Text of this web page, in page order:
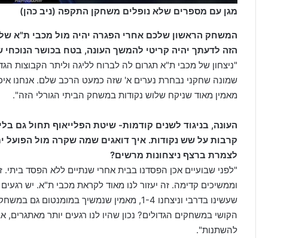
מגן עם מספרים שלא נופלים משחקן התקפה (ניב כהן)
המשחק הראשון שלכם אחרי הפגרה יהיה מול מכבי ת"א
הזה לדעתך יהיה קריטי להמשך העונה, בטח בכושר
"ניצחון של מכבי ת"א תגרום לה לברוח לליגה וליתר הקבוצות
שמונה שחקני נבחרת נערים א' שזה כמעט הרכב שלם. אנחנו
מאמין מאוד שניקח שלוש נקודות במשחק הביתי הגורלי הזה".
העונה, בניגוד לשנים קודמות- שיטת הפלייאוף תחול גם
קרבות על שש נקודות. איך דואגים שמה שקרה מול הפועל
לצמרת ברצף ניצחונות מרשים?
"לפני שבועיים אכן הפסדנו בבית אחרי שנתיים ללא הפסד
וממשיכים קדימה. זה יעזור לנו מאוד לקראת מכבי ת"א. יש
שעשינו בדרבי וניצחנו 1-4, מאמין שנמשיך
הקושי במשחקים הגדולים? נכון שהיו לנו רגעים יותר מאתגרים,
להשתנות".